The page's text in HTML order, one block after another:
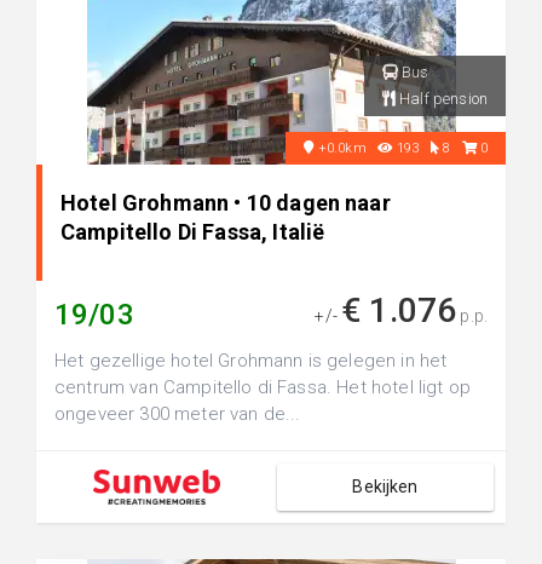
Bus
Half pension
+0.0km 193 8 0
Hotel Grohmann • 10 dagen naar
Campitello Di Fassa, Italië
19/03 +/- € 1.076 p.p.
Het gezellige hotel Grohmann is gelegen in het
centrum van Campitello di Fassa. Het hotel ligt op
ongeveer 300 meter van de...
Bekijken